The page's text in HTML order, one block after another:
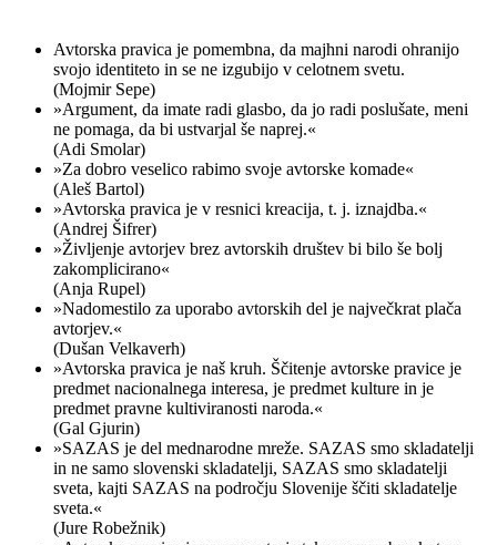
Avtorska pravica je pomembna, da majhni narodi ohranijo
svojo identiteto in se ne izgubijo v celotnem svetu.
(Mojmir Sepe)
»Argument, da imate radi glasbo, da jo radi poslušate, meni
ne pomaga, da bi ustvarjal še naprej.«
(Adi Smolar)
»Za dobro veselico rabimo svoje avtorske komade«
(Aleš Bartol)
»Avtorska pravica je v resnici kreacija, t. j. iznajdba.«
(Andrej Šifrer)
»Življenje avtorjev brez avtorskih društev bi bilo še bolj
zakomplicirano«
(Anja Rupel)
»Nadomestilo za uporabo avtorskih del je največkrat plača
avtorjev.«
(Dušan Velkaverh)
»Avtorska pravica je naš kruh. Ščitenje avtorske pravice je
predmet nacionalnega interesa, je predmet kulture in je
predmet pravne kultiviranosti naroda.«
(Gal Gjurin)
»SAZAS je del mednarodne mreže. SAZAS smo skladatelji
in ne samo slovenski skladatelji, SAZAS smo skladatelji
sveta, kajti SAZAS na področju Slovenije ščiti skladatelje
sveta.«
(Jure Robežnik)